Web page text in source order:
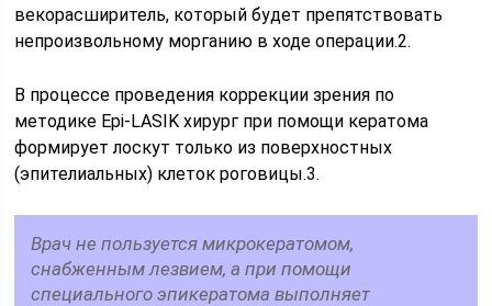
векорасширитель, который будет препятствовать
непроизвольному морганию в ходе операции.2.
В процессе проведения коррекции зрения по
методике Epi-LASIK хирург при помощи кератома
формирует лоскут только из поверхностных
(эпителиальных) клеток роговицы.3.
Врач не пользуется микрокератомом,
снабженным лезвием, а при помощи
специального эпикератома выполняет